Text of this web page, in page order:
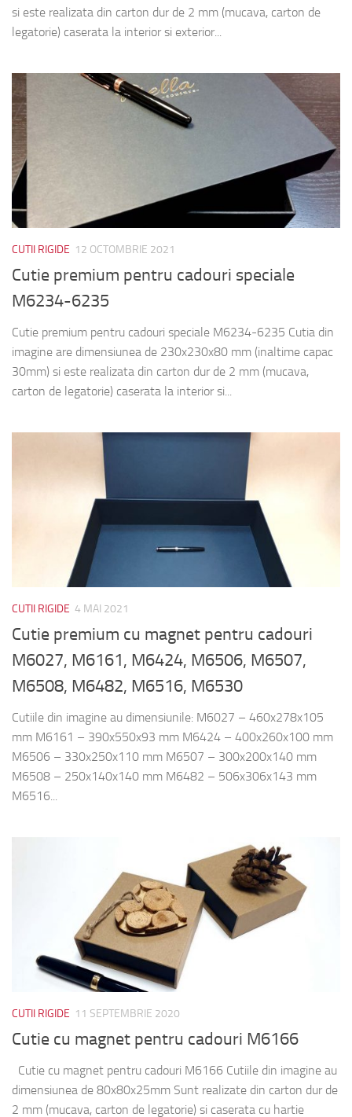
si este realizata din carton dur de 2 mm (mucava, carton de
legatorie) caserata la interior si exterior...
CUTII RIGIDE 12 OCTOMBRIE 2021
Cutie premium pentru cadouri speciale
M6234-6235
Cutie premium pentru cadouri speciale M6234-6235 Cutia din
imagine are dimensiunea de 230x230x80 mm (inaltime capac
30mm) si este realizata din carton dur de 2 mm (mucava,
carton de legatorie) caserata la interior si...
CUTII RIGIDE 4 MAI 2021
Cutie premium cu magnet pentru cadouri
M6027, M6161, M6424, M6506, M6507,
M6508, M6482, M6516, M6530
Cutiile din imagine au dimensiunile: M6027 – 460x278x105
mm M6161 – 390x550x93 mm M6424 – 400x260x100 mm
M6506 – 330x250x110 mm M6507 – 300x200x140 mm
M6508 – 250x140x140 mm M6482 – 506x306x143 mm
M6516...
CUTII RIGIDE 11 SEPTEMBRIE 2020
Cutie cu magnet pentru cadouri M6166
Cutie cu magnet pentru cadouri M6166 Cutiile din imagine au
dimensiunea de 80x80x25mm Sunt realizate din carton dur de
2 mm (mucava, carton de legatorie) si caserata cu hartie